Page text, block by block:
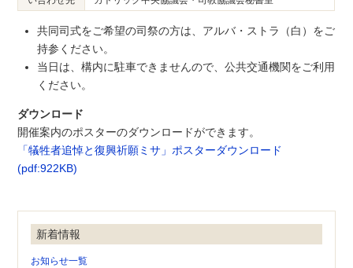
共同司式をご希望の司祭の方は、アルバ・ストラ（白）をご
持参ください。
当日は、構内に駐車できませんので、公共交通機関をご利用
ください。
ダウンロード
開催案内のポスターのダウンロードができます。
「犠牲者追悼と復興祈願ミサ」ポスターダウンロード
(pdf:922KB)
新着情報
お知らせ一覧